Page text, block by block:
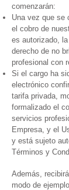
comenzarán:
Una vez que se
el cobro de
es autorizado,
derecho de no
profesional con
Si el cargo ha
electrónico
tarifa privada,
formalizado el
servicios
Empresa, y el
y está sujeto
Términos y
Además,
modo de